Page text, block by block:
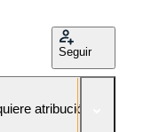
Seguir
atribución!